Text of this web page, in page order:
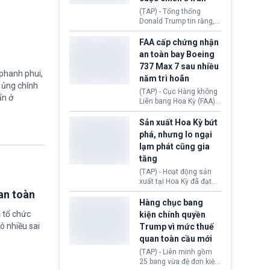
phui,
chính
ở
toàn
tổ chức
nhiều sai
5 năm.
(TAP) - Tổng thống
Donald Trump tin rằng, 2
tập đoàn dầu khí
ExxonMobil và Chevron
đã thu về lợi nhuận quá
lớn nhờ giá dầu tăng
mạnh suốt thời gian Hoa
Kỳ xảy ra xung đột ở
Iran. Trên cơ sở đó, lãnh
đạo Nhà Trắng kêu gọi
các doanh nghiệp cần
giảm giá bán cho người
tiêu dùng.
FAA cấp chứng nhận
an toàn bay Boeing
737 Max 7 sau nhiều
năm trì hoãn
(TAP) - Cục Hàng không
Liên bang Hoa Kỳ (FAA)
vừa chính thức cấp
chứng nhận an toàn bay
cho Boeing 737 Max 7,
mẫu máy bay nhỏ nhất
trong dòng 737 Max
thuộc Boeing
Commercial Airplanes
(Boeing). Động thái này
chính thức khép lại gần
một thập kỷ trì hoãn chờ
các cuộc đánh giá
nghiêm ngặt.
Sản xuất Hoa Kỳ bứt
phá, nhưng lo ngại
lạm phát cũng gia
tăng
(TAP) - Hoạt động sản
xuất tại Hoa Kỳ đã đạt
tốc độ nhanh nhất trong
hơn 4 năm qua, cho
thấy nền kinh tế đang
phục hồi tích cực, bất
chấp tác động từ thuế
quan. Tuy nhiên, không
ít doanh nghiệp vẫn cảm
thấy áp lực lạm phát, bất
ổn địa chính trị hiện còn
Hàng chục bang
kiện chính quyền
Trump vì mức thuế
quan toàn cầu mới
(TAP) - Liên minh gồm
25 bang vừa đệ đơn kiện